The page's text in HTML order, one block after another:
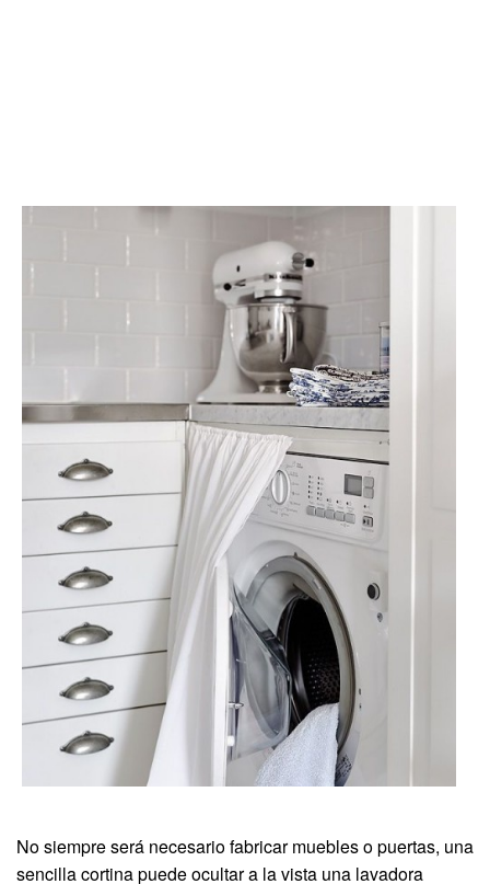
No siempre será necesario fabricar muebles o puertas, una
sencilla cortina puede ocultar a la vista una lavadora